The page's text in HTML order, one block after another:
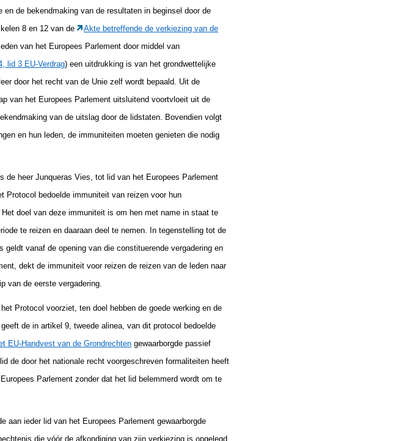
de bekendmaking van de resultaten in beginsel door de
8 en 12 van de
Akte betreffende de verkiezing van de
van het Europees Parlement door middel van
lid 3 EU-Verdrag) een uitdrukking is van het grondwettelijke
door het recht van de Unie zelf wordt bepaald. Uit de
van het Europees Parlement uitsluitend voortvloeit uit de
van de uitslag door de lidstaten. Bovendien volgt
en hun leden, de immuniteiten moeten genieten die nodig
de heer Junqueras Vies, tot lid van het Europees Parlement
Protocol bedoelde immuniteit van reizen voor hun
doel van deze immuniteit is om hen met name in staat te
te reizen en daaraan deel te nemen. In tegenstelling tot de
vanaf de opening van die constituerende vergadering en
dekt de immuniteit voor reizen de reizen van de leden naar
van de eerste vergadering.
Protocol voorziet, ten doel hebben de goede werking en de
de in artikel 9, tweede alinea, van dit protocol bedoelde
EU-Handvest van de Grondrechten gewaarborgde passief
de door het nationale recht voorgeschreven formaliteiten heeft
Parlement zonder dat het lid belemmerd wordt om te
aan ieder lid van het Europees Parlement gewaarborgde
die vóór de afkondiging van zijn verkiezing is opgelegd,